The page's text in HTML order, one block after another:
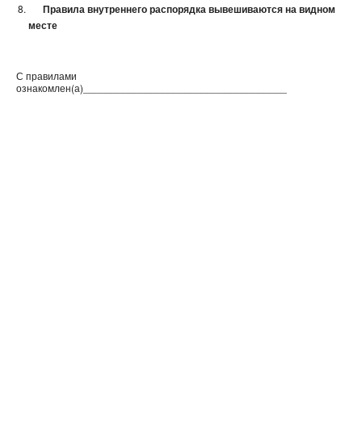
Правила внутреннего распорядка вывешиваются на видном
месте
С правилами
ознакомлен(а)____________________________________